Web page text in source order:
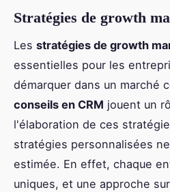
Stratégies de growth
Les stratégies de growth
essentielles pour les
démarquer dans un marché
conseils en CRM jouent un
l'élaboration de ces
stratégies personnalisées
estimée. En effet, chaque
uniques, et une approche